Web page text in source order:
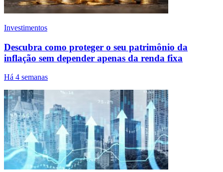
Investimentos
Descubra como proteger o seu patrimônio da
inflação sem depender apenas da renda fixa
Há 4 semanas